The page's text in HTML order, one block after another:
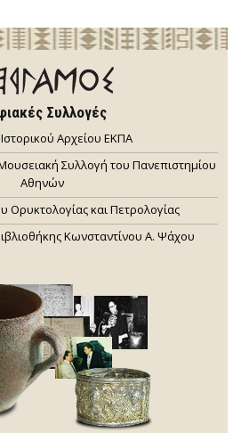
Συλλογές
Αρχείου ΕΚΠΑ
Συλλογή του Πανεπιστημίου
Αθηνών
Ορυκτολογίας και Πετρολογίας
Κωνσταντίνου Α. Ψάχου